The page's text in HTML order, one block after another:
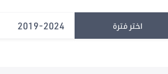
اختر فترة 2019-2024